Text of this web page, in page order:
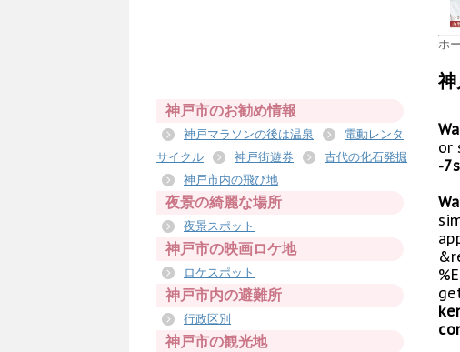
ホ
神
or
-
神戸市のお勧め情報
神戸マラソンの後は温泉
電動レンタ
サイクル
神戸街遊券
古代の化石発掘
神戸市内の飛び地
夜景の綺麗な場所
夜景スポット
神戸市の映画ロケ地
ロケスポット
神戸市内の避難所
行政区別
神戸市の観光地